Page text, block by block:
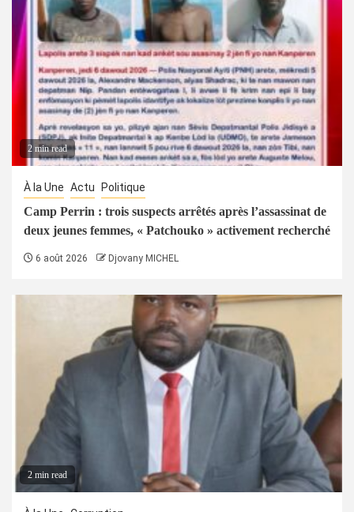
2 min read
À la Une Actu Politique
Camp Perrin : trois suspects arrêtés après l’assassinat de
deux jeunes femmes, « Patchouko » activement recherché
6 août 2026 Djovany MICHEL
2 min read